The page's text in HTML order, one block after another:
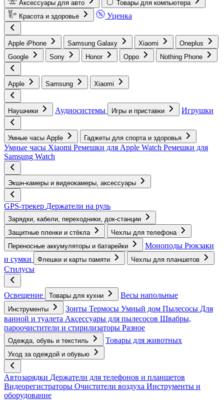
Аксессуары для авто
Товары для компьютера
Красота и здоровье
Уценка
Apple iPhone Samsung Galaxy Xiaomi
Oneplus
Google
Sony Honor Oppo Nothing Phone
Apple Samsung Xiaomi
Наушники Аудиосистемы Игры и приставки Игрушки
Умные часы Apple Гаджеты для спорта и здоровья
Умные часы Xiaomi Ремешки для Apple Watch Ремешки для
Samsung Watch
Экшн-камеры и видеокамеры, аксессуары
GPS-трекер Держатели на руль
Зарядки, кабели, переходники, док-станции
Защитные пленки и стёкла
Чехлы для телефона
Переносные аккумуляторы и батарейки
Моноподы Рюкзаки
и сумки
Флешки и карты памяти Чехлы для планшетов
Стилусы
Освещение Товары для кухни Весы напольные
Инструменты Зонты Термосы Умный дом Пылесосы Для
ванной и туалета Аксессуары для пылесосов Швабры,
пароочистители и стирилизаторы Разное
Одежда, обувь и текстиль Товары для животных
Уход за одеждой и обувью
Автозарядки Держатели для телефонов и планшетов
Видеорегистраторы Очистители воздуха Инструменты и
оборудование